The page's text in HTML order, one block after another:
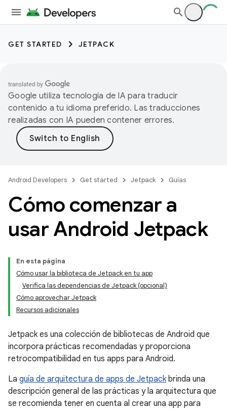
GET STARTED JETPACK
Google utiliza tecnología de IA para traducir
contenido a tu idioma preferido. Las traducciones
realizadas con IA pueden contener errores.
Android Developers Get started Jetpack Guías
Cómo comenzar a
usar Android Jetpack
En esta página
Cómo usar la biblioteca de Jetpack en tu app
Verifica las dependencias de Jetpack (opcional)
Cómo aprovechar Jetpack
Recursos adicionales
Jetpack es una colección de bibliotecas de Android que
incorpora prácticas recomendadas y proporciona
retrocompatibilidad en tus apps para Android.
La guía de arquitectura de apps de Jetpackbrinda una
descripción general de las prácticas y la arquitectura que
se recomienda tener en cuenta al crear una app para